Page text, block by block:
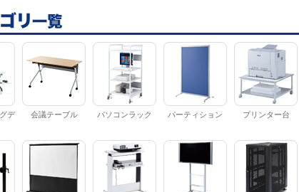
デ 会議テーブル パソコンラック パーティション プリンター台